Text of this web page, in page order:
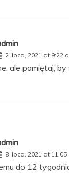
2 lipca, 2021 at 9:22
ale pamiętaj,
8 lipca, 2021 at 11:05
do 12